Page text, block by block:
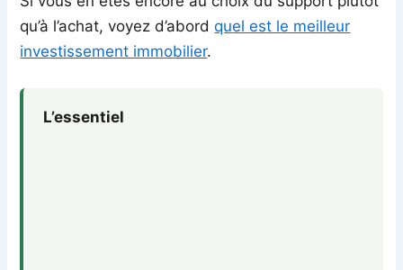
qu’à l’achat, voyez d’abordquel est le meilleur
investissement immobilier.
L’essentiel